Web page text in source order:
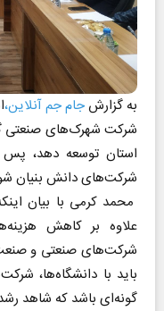
به گزارش جام جم آنلاین،
شرکت شهرک‌های صنعتی
استان توسعه دهد، پس
شرکت‌های دانش بنیان
محمد کرمی با بیان
علاوه بر کاهش
شرکت‌های صنعتی و
باید با دانشگاه‌ها،
گونه‌ای باشد که شاهد